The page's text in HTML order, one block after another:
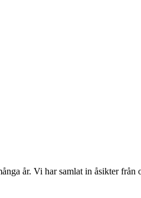
år. Vi har samlat in åsikter från